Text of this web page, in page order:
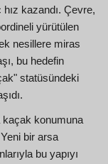
kazandı. Çevre,
yürütülen
nesillere miras
bu hedefin
statüsündeki
kaçak konumuna
bir arsa
bu yapıyı